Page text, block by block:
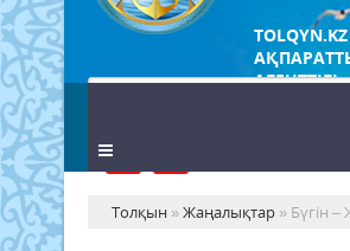
TOLQYN.KZ
АГЕНТТІГІ
Толқын »Жаңалықтар » Бүгін –